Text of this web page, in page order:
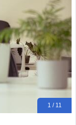
1 / 11